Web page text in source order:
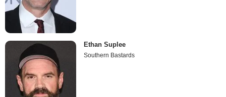
Ethan Suplee
Southern Bastards